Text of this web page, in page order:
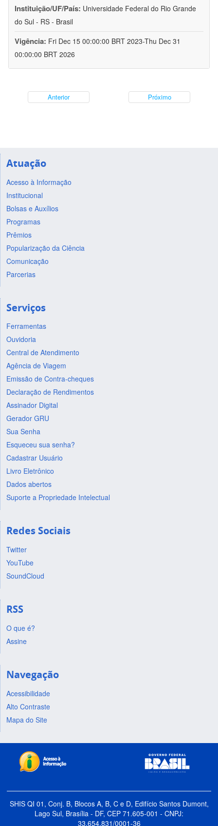
Instituição/UF/País: Universidade Federal do Rio Grande
do Sul - RS - Brasil
Vigência: Fri Dec 15 00:00:00 BRT 2023-Thu Dec 31
00:00:00 BRT 2026
Anterior Próximo
Atuação
Acesso à Informação
Institucional
Bolsas e Auxílios
Programas
Prêmios
Popularização da Ciência
Comunicação
Parcerias
Serviços
Ferramentas
Ouvidoria
Central de Atendimento
Agência de Viagem
Emissão de Contra-cheques
Declaração de Rendimentos
Assinador Digital
Gerador GRU
Sua Senha
Esqueceu sua senha?
Cadastrar Usuário
Livro Eletrônico
Dados abertos
Suporte a Propriedade Intelectual
Redes Sociais
Twitter
YouTube
SoundCloud
RSS
O que é?
Assine
Navegação
Acessibilidade
Alto Contraste
Mapa do Site
SHIS QI 01, Conj. B, Blocos A, B, C e D, Edifício Santos Dumont,
Lago Sul, Brasília - DF, CEP 71.605-001 - CNPJ:
33.654.831/0001-36